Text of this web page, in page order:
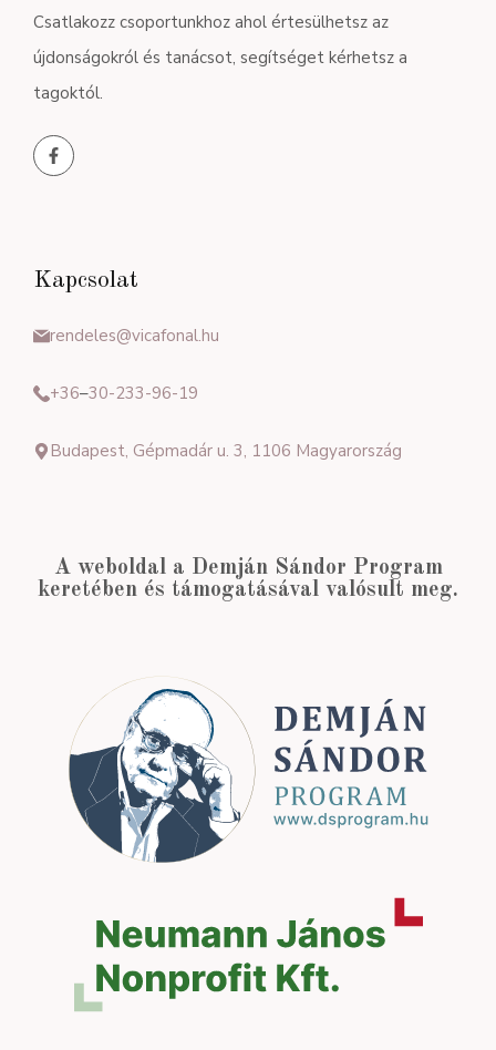
Csatlakozz csoportunkhoz ahol értesülhetsz az
újdonságokról és tanácsot, segítséget kérhetsz a
tagoktól.
Kapcsolat
rendeles@vicafonal.hu
+36–30-233-96-19
Budapest, Gépmadár u. 3, 1106 Magyarország
A weboldal a Demján Sándor Program
keretében és támogatásával valósult meg.